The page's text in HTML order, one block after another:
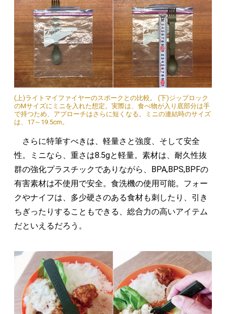
(上)ライトマイファイヤーのスポークとの比較。 (下)ジップロック
のMサイズにミニを入れた想定。実際は、食べ物が入り底部分は手
で持つため、アプローチはさらに短くなる。ミニの連結時のサイズ
は、17～19.5cm。
さらに特筆すべきは、軽量さと強度、そして安全
性。ミニなら、重さは8.5gと軽量。素材は、耐久性抜
群の強化プラスチックでありながら、BPA,BPS,BPFの
有害素材は不使用で安全。食洗機の使用可能。フォー
クやナイフは、多少硬さのある食材も刺したり、引き
ちぎったりすることもできる、総合力の高いアイテム
だといえるだろう。